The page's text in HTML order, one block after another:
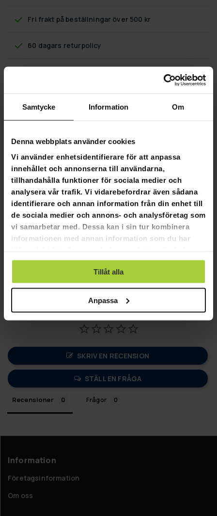
Samtycke Information Om
Denna webbplats använder cookies
Vi använder enhetsidentifierare för att anpassa
innehållet och annonserna till användarna,
tillhandahålla funktioner för sociala medier och
analysera vår trafik. Vi vidarebefordrar även sådana
identifierare och annan information från din enhet till
de sociala medier och annons- och analysföretag som
vi samarbetar med. Dessa kan i sin tur kombinera
informationen med annan information som du har
använt deras tjänster.
Tillåt alla
Anpassa
Fri frakt på beställningar över 500 kr
60 dagars returpolicy
Odo Ringmätare
En ringmätare som gör att du enkelt kan hitta rätt storlek på
Odo Smart Ring för dig. Vi rekommenderar att du beställer
en Odo ringmätare innan du beställer en smart ring.
Tillsammans med ringmätaren får du en rabattkod på 150
kronor till vår onlinebutik, som du kan använda när du
beställer en Odo Smart Ring.
Produktinformation:
Ringmätare för Odo Smart Ring
SKRIV EN RECENSION
STÄLL EN FRÅGA
Recensioner Frågor
Information
Företagsinformation
Om oss